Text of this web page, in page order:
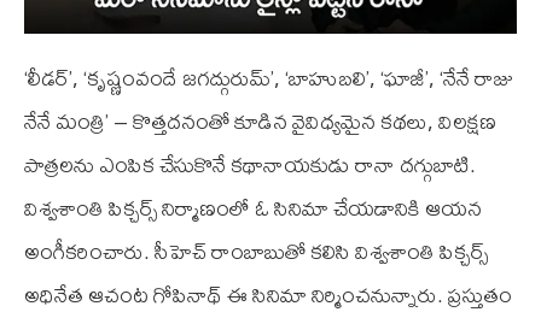
‘లీడర్’, ‘కృష్ణంవందే జగద్గురుమ్’, ‘బాహుబలి’, ‘ఘాజీ’, ‘నేనే రాజు
నేనే మంత్రి’ – కొత్తదనంతో కూడిన వైవిధ్యమైన కథలు, విలక్షణ
పాత్రలను ఎంపిక చేసుకొనే కథానాయకుడు రానా దగ్గుబాటి.
విశ్వశాంతి పిక్చర్స్ నిర్మాణంలో ఓ సినిమా చేయడానికి ఆయన
అంగీకరించారు. సీహెచ్ రాంబాబుతో కలిసి విశ్వశాంతి పిక్చర్స్
అధినేత ఆచంట గోపినాథ్ ఈ సినిమా నిర్మించనున్నారు. ప్రస్తుతం